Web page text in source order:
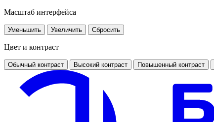
Масштаб интерфейса
Уменьшить Увеличить Сбросить
Цвет и контраст
Обычный контраст Высокий контраст Повышенный контраст